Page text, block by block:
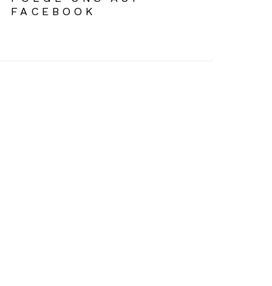
FACEBOOK